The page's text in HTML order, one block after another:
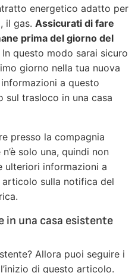
energetico adatto per
il gas. Assicurati di fare
prima del giorno del
In questo modo sarai sicuro
giorno nella tua nuova
a questo
trasloco in una casa
presso la compagnia
solo una, quindi non
ulteriori informazioni a
sulla notifica del
in una casa esistente
Allora puoi seguire i
di questo articolo.